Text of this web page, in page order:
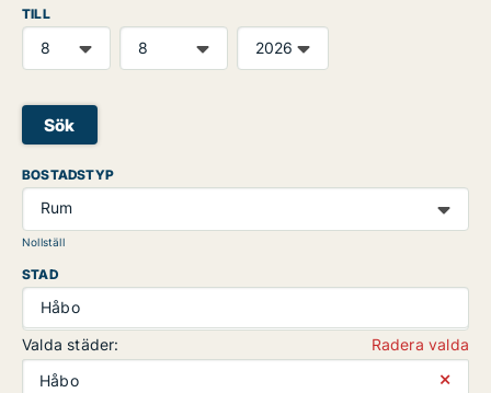
TILL
Sök
BOSTADSTYP
Rum
Nollställ
STAD
Håbo
Valda städer:
Radera valda
Håbo
⨯